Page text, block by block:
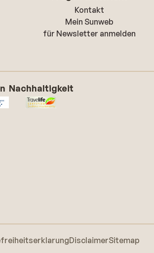
Kontakt
Mein Sunweb
für Newsletter anmelden
Nachhaltigkeit
DisclaimerSitemap